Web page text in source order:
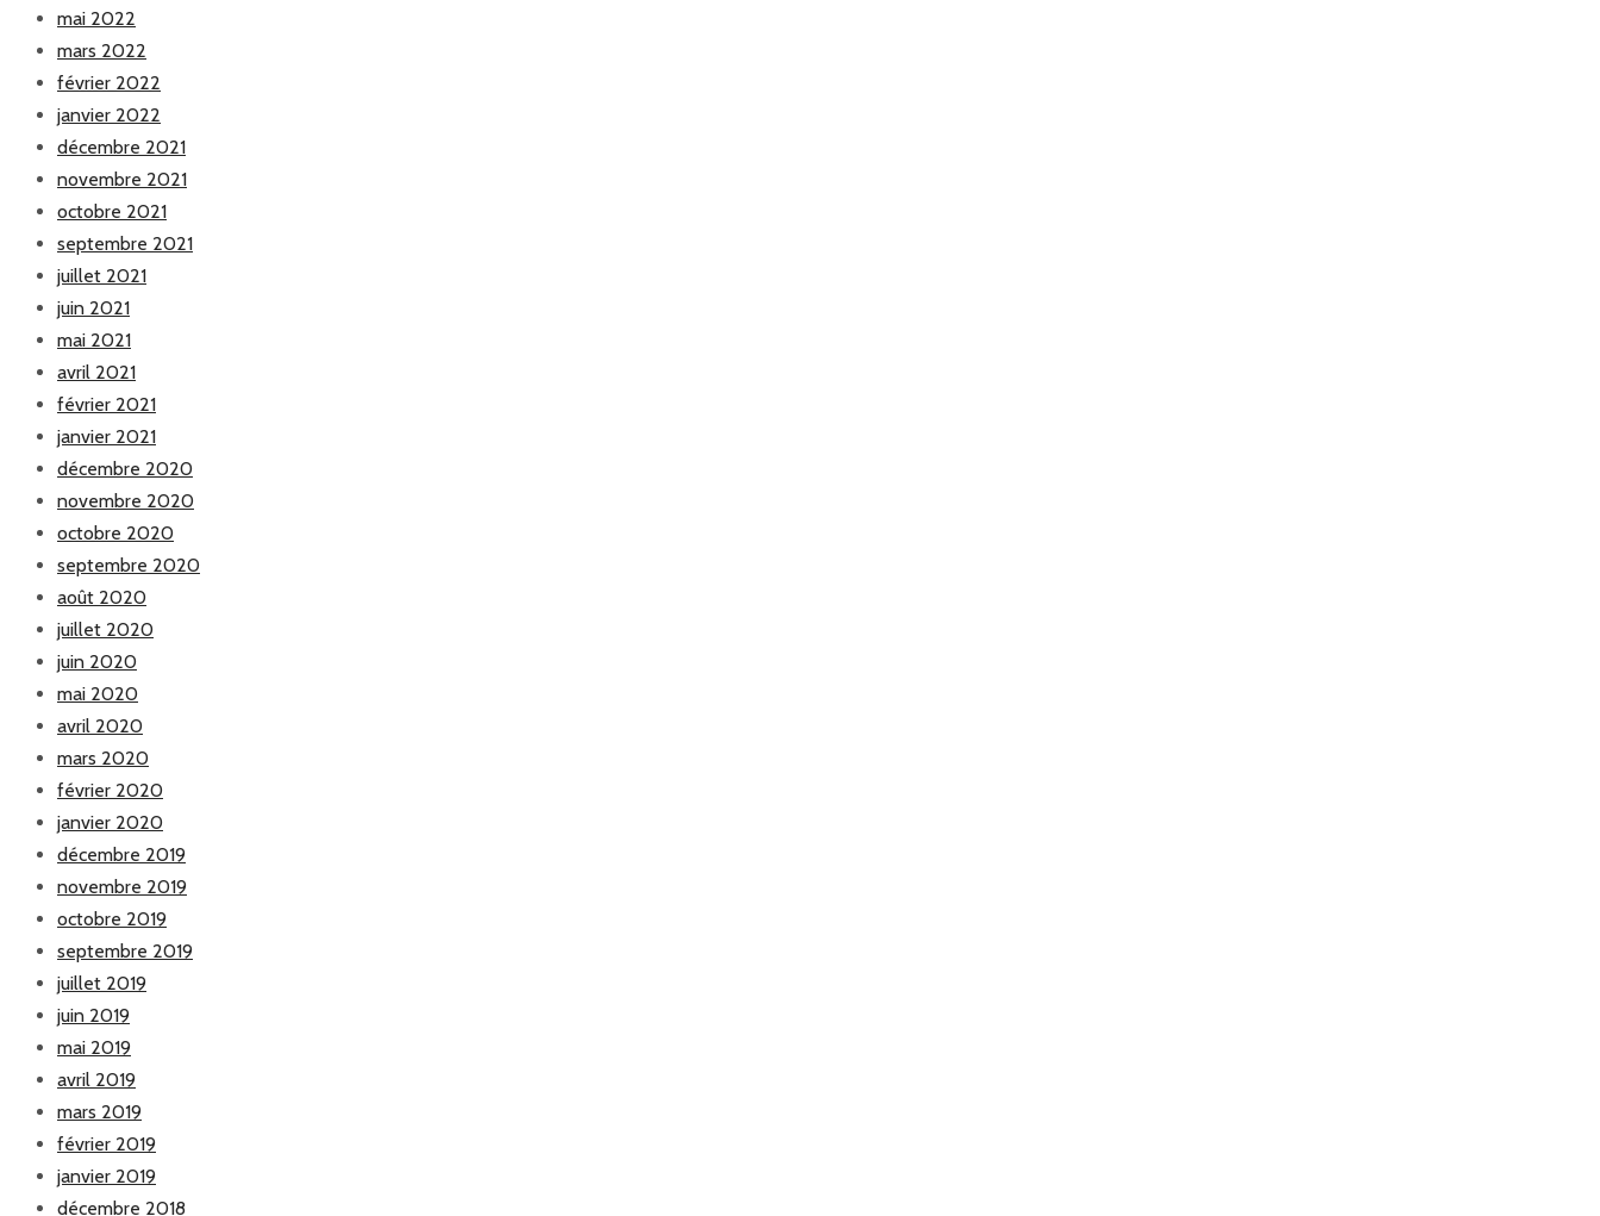
mai 2022
mars 2022
février 2022
janvier 2022
décembre 2021
novembre 2021
octobre 2021
septembre 2021
juillet 2021
juin 2021
mai 2021
avril 2021
février 2021
janvier 2021
décembre 2020
novembre 2020
octobre 2020
septembre 2020
août 2020
juillet 2020
juin 2020
mai 2020
avril 2020
mars 2020
février 2020
janvier 2020
décembre 2019
novembre 2019
octobre 2019
septembre 2019
juillet 2019
juin 2019
mai 2019
avril 2019
mars 2019
février 2019
janvier 2019
décembre 2018